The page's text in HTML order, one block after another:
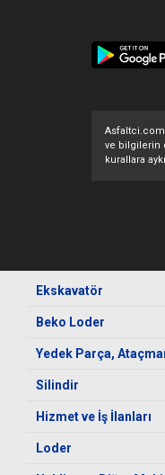
Asfaltci.com
ve bilgilerin
kurallara
Ekskavatör
Beko Loder
Yedek Parça,
Silindir
Hizmet ve İş İlanları
Loder